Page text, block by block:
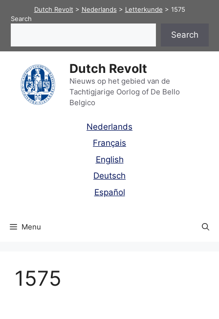
Dutch Revolt > Nederlands > Letterkunde > 1575
Search
Search
Dutch Revolt
Nieuws op het gebied van de
Tachtigjarige Oorlog of De Bello
Belgico
Nederlands
Français
English
Deutsch
Español
Menu
1575